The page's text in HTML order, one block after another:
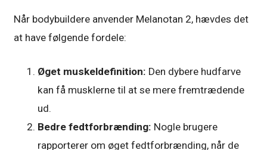
Når bodybuildere anvender Melanotan 2, hævdes det
at have følgende fordele:
Øget muskeldefinition: Den dybere hudfarve
kan få musklerne til at se mere fremtrædende
ud.
Bedre fedtforbrænding: Nogle brugere
rapporterer om øget fedtforbrænding, når de